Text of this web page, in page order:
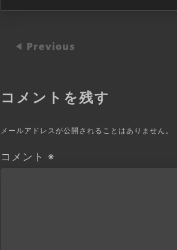
Previous
コメントを残す
メールアドレスが公開されることはありません。
コメント ※